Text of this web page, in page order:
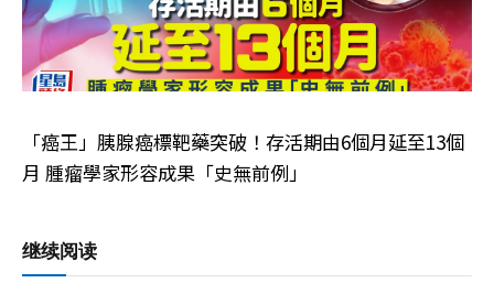
「癌王」胰腺癌標靶藥突破！存活期由6個月延至13個
月 腫瘤學家形容成果「史無前例」
继续阅读